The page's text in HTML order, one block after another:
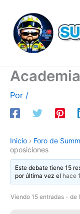
contenido
Por /
Inicio › Foro de
oposiciones
Este debate tiene 15
por última vez el hace
Viendo 15 entradas - de